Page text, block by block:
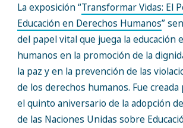
La exposición “Transformar Vidas: El
Educación en Derechos Humanos”
del papel vital que juega la educación
humanos en la promoción de la
la paz y en la prevención de las
de los derechos humanos. Fue
el quinto aniversario de la adopción
de las Naciones Unidas sobre